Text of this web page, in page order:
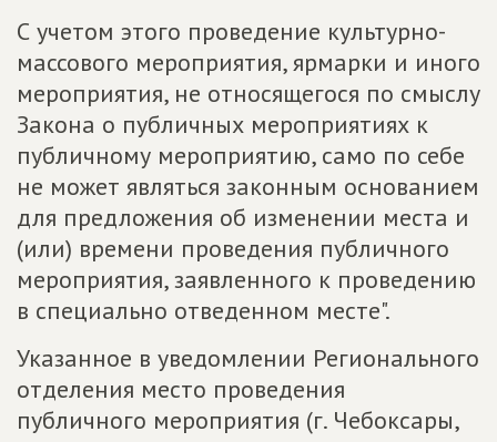
С учетом этого проведение культурно-
массового мероприятия, ярмарки и иного
мероприятия, не относящегося по смыслу
Закона о публичных мероприятиях к
публичному мероприятию, само по себе
не может являться законным основанием
для предложения об изменении места и
(или) времени проведения публичного
мероприятия, заявленного к проведению
в специально отведенном месте".
Указанное в уведомлении Регионального
отделения место проведения
публичного мероприятия (г. Чебоксары,